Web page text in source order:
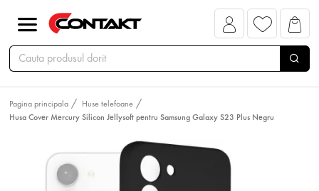
Pagina principala
Huse telefoane
Husa Cover Mercury Silicon Jellysoft pentru Samsung Galaxy S23 Plus Negru